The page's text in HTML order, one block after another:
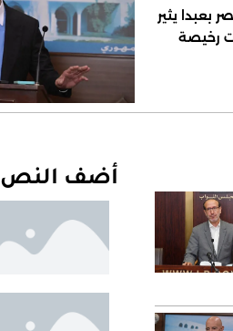
بعبدا يثير
رخيصة
أضف النص